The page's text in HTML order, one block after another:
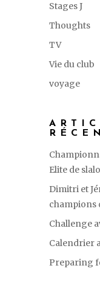
Stages J
Thoughts
TV
Vie du club
voyage
Elite de
Dimitri et
champions
Challenge
Calendrier
Preparing